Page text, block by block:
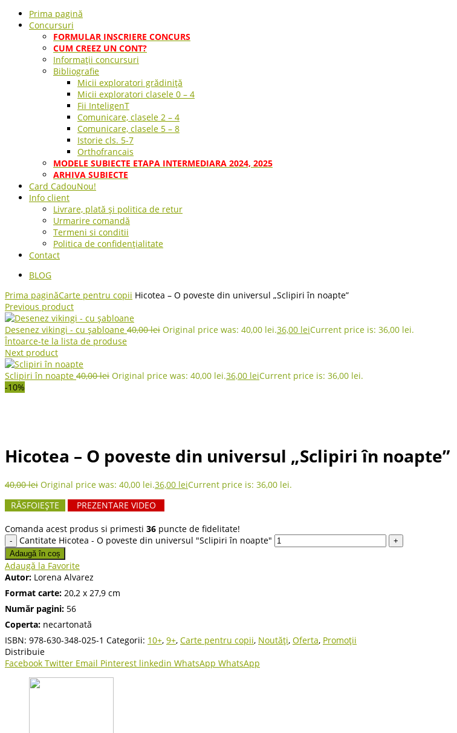
Prima pagină
Concursuri
FORMULAR INSCRIERE CONCURS
CUM CREEZ UN CONT?
Informații concursuri
Bibliografie
Micii exploratori grădiniță
Micii exploratori clasele 0 – 4
Fii InteligenT
Comunicare, clasele 2 – 4
Comunicare, clasele 5 – 8
Istorie cls. 5-7
Orthofrancais
MODELE SUBIECTE ETAPA INTERMEDIARA 2024, 2025
ARHIVA SUBIECTE
Card CadouNou!
Info client
Livrare, plată și politica de retur
Urmarire comandă
Termeni si conditii
Politica de confidențialitate
Contact
BLOG
Prima paginăCarte pentru copii Hicotea – O poveste din universul „Sclipiri în noapte”
Previous product
Desenez vikingi - cu șabloane 40,00lei Original price was: 40,00 lei.36,00 leiCurrent price is: 36,00 lei.
Întoarce-te la lista de produse
Next product
Sclipiri în noapte 40,00lei Original price was: 40,00 lei.36,00 leiCurrent price is: 36,00 lei.
-10%
Hicotea – O poveste din universul „Sclipiri în noapte”
40,00lei Original price was: 40,00 lei.36,00 leiCurrent price is: 36,00 lei.
RĂSFOIEȘTE
PREZENTARE VIDEO
Comanda acest produs si primesti 36 puncte de fidelitate!
Cantitate Hicotea - O poveste din universul "Sclipiri în noapte"
Adaugă în coș
Adaugă la Favorite
Autor: Lorena Alvarez
Format carte: 20,2 x 27,9 cm
Număr pagini: 56
Coperta: necartonată
ISBN: 978-630-348-025-1 Categorii: 10+, 9+, Carte pentru copii, Noutăți, Oferta, Promoții
Distribuie
Facebook Twitter Email Pinterest linkedin WhatsApp WhatsApp